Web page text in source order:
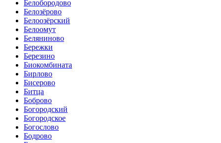
Белобородово
Белозёрово
Белоозёрский
Белоомут
Беляниново
Бережки
Березино
Биокомбината
Бирлово
Бисерово
Битца
Боброво
Богородский
Богородское
Богослово
Бодрово